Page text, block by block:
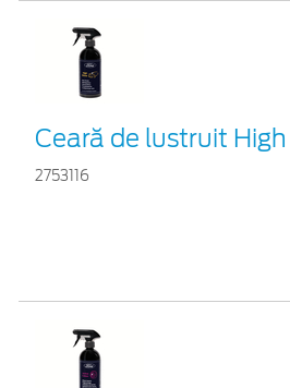
Ceară de lustruit
2753116